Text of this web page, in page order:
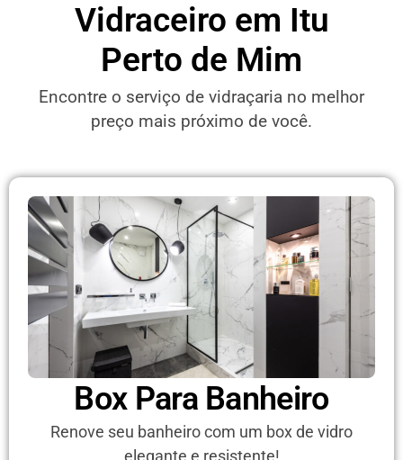
Vidraceiro em Itu
Perto de Mim
Encontre o serviço de vidraçaria no melhor
preço mais próximo de você.
Box Para Banheiro
Renove seu banheiro com um box de vidro
elegante e resistente!